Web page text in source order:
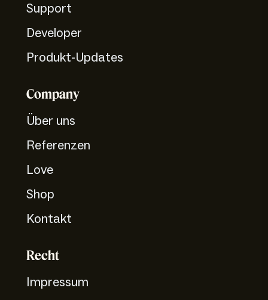
Support
Developer
Produkt-Updates
Company
Über uns
Referenzen
Love
Shop
Kontakt
Recht
Impressum